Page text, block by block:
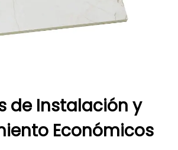
de Instalación y
Económicos